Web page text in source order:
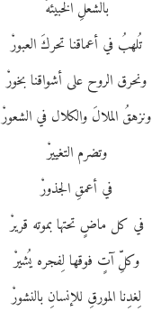
بالشعلِ الخبيئهْ
تُلهبُ في أعماقنا تحركَ العبورْ
ونحرق الروح على أشواقنا بخورْ
ونزهقُ الملالَ والكلال في الشعورْ
وتضرم التغييرْ
في أعمقِ الجذورْ
في كل ماضٍ تحتها بموته قريرْ
وكلِّ آتٍ فوقها لِفجره يُشيرْ
لِغدِنا المورقِ للإنسانِ بالنشورْ